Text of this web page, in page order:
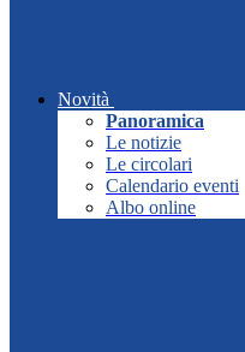
Novità
Panoramica
Le notizie
Le circolari
Calendario eventi
Albo online